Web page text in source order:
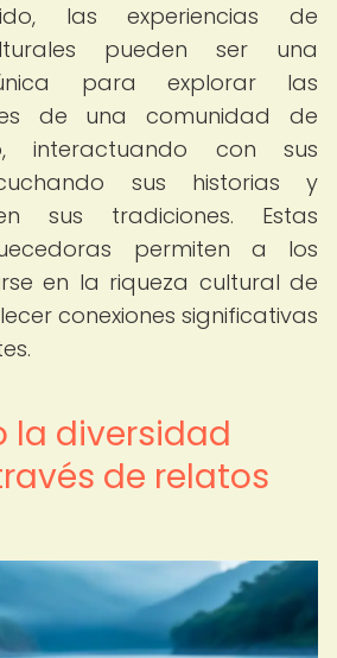
las experiencias de
pueden ser una
para explorar las
de una comunidad de
interactuando con sus
sus historias y
sus tradiciones. Estas
permiten a los
en la riqueza cultural de
conexiones significativas
la diversidad
de relatos